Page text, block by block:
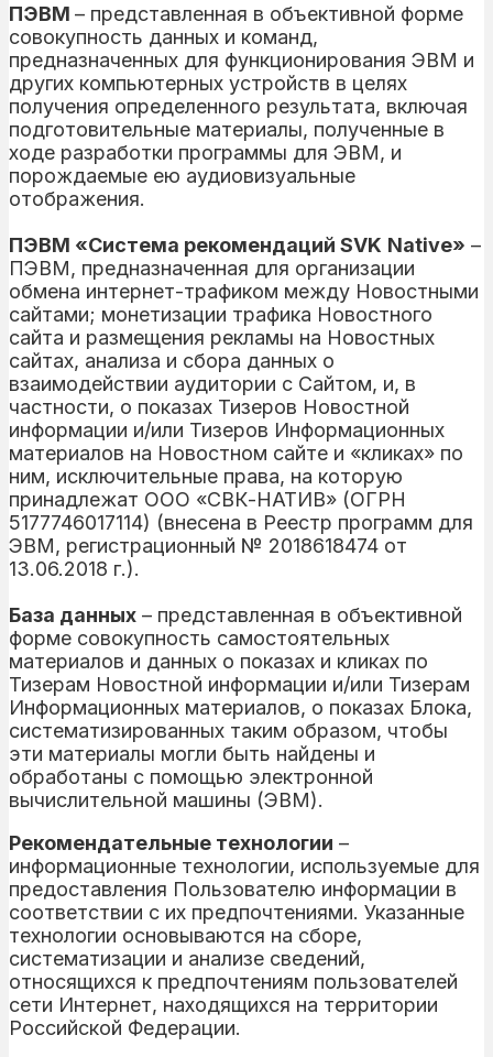
ПЭВМ – представленная в объективной форме
совокупность данных и команд,
предназначенных для функционирования ЭВМ и
других компьютерных устройств в целях
получения определенного результата, включая
подготовительные материалы, полученные в
ходе разработки программы для ЭВМ, и
порождаемые ею аудиовизуальные
отображения.
ПЭВМ «Система рекомендаций SVK Native» –
ПЭВМ, предназначенная для организации
обмена интернет-трафиком между Новостными
сайтами; монетизации трафика Новостного
сайта и размещения рекламы на Новостных
сайтах, анализа и сбора данных о
взаимодействии аудитории с Сайтом, и, в
частности, о показах Тизеров Новостной
информации и/или Тизеров Информационных
материалов на Новостном сайте и «кликах» по
ним, исключительные права, на которую
принадлежат ООО «СВК-НАТИВ» (ОГРН
5177746017114) (внесена в Реестр программ для
ЭВМ, регистрационный № 2018618474 от
13.06.2018 г.).
База данных – представленная в объективной
форме совокупность самостоятельных
материалов и данных о показах и кликах по
Тизерам Новостной информации и/или Тизерам
Информационных материалов, о показах Блока,
систематизированных таким образом, чтобы
эти материалы могли быть найдены и
обработаны с помощью электронной
вычислительной машины (ЭВМ).
Рекомендательные технологии –
информационные технологии, используемые для
предоставления Пользователю информации в
соответствии с их предпочтениями. Указанные
технологии основываются на сборе,
систематизации и анализе сведений,
относящихся к предпочтениям пользователей
сети Интернет, находящихся на территории
Российской Федерации.